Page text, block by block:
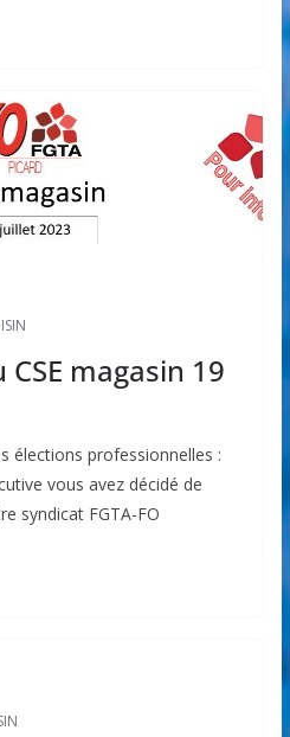
magasin 19
élections professionnelles :
vous avez décidé de
syndicat FGTA-FO